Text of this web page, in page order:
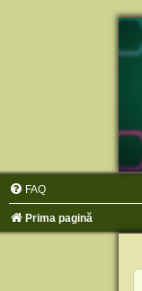
FAQ
Prima pagină